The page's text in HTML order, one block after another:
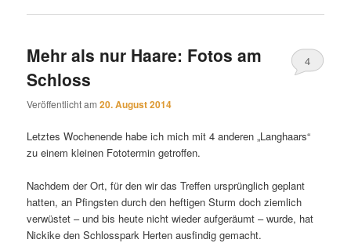
Mehr als nur Haare: Fotos am
Schloss
Veröffentlicht am20. August 2014
4
Letztes Wochenende habe ich mich mit 4 anderen „Langhaars“
zu einem kleinen Fototermin getroffen.
Nachdem der Ort, für den wir das Treffen ursprünglich geplant
hatten, an Pfingsten durch den heftigen Sturm doch ziemlich
verwüstet – und bis heute nicht wieder aufgeräumt – wurde, hat
Nickike den Schlosspark Herten ausfindig gemacht.